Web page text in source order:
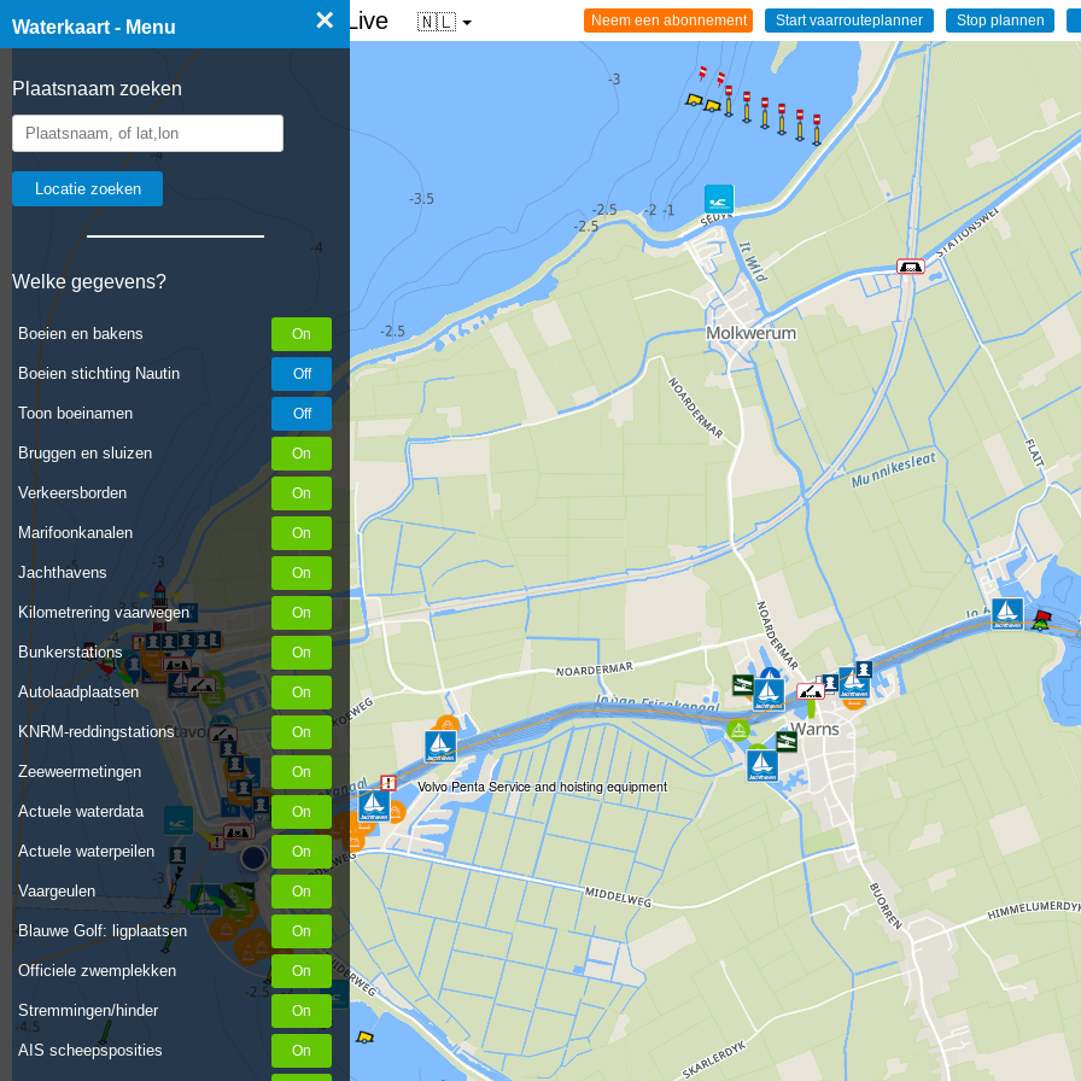
Waterkaart - Menu ×
Plaatsnaam zoeken
Welke gegevens?
Boeien en bakens
Boeien stichting Nautin
Toon boeinamen
Bruggen en sluizen
Verkeersborden
Marifoonkanalen
Jachthavens
Kilometrering vaarwegen
Bunkerstations
Autolaadplaatsen
KNRM-reddingstations
Zeeweermetingen
Actuele waterdata
Actuele waterpeilen
Vaargeulen
Blauwe Golf: ligplaatsen
Officiele zwemplekken
Stremmingen/hinder
AIS scheepsposities
☰ Waterkaart van Nederland - Live 🇳🇱
Volvo Penta Service and hoisting equipment